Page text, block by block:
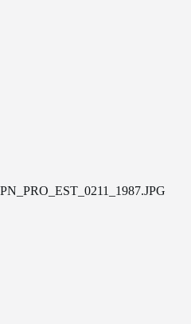
PN_PRO_EST_0211_1987.JPG